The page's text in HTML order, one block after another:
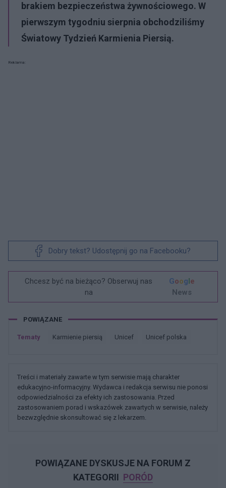
brakiem bezpieczeństwa żywnościowego. W
pierwszym tygodniu sierpnia obchodziliśmy
Światowy Tydzień Karmienia Piersią.
Reklama:
Dobry tekst? Udostępnij go na Facebooku?
Chcesz być na bieżąco? Obserwuj nas
na
Google
News
POWIĄZANE
Tematy Karmienie piersią Unicef Unicef polska
Treści i materiały zawarte w tym serwisie mają charakter
edukacyjno-informacyjny. Wydawca i redakcja serwisu nie ponosi
odpowiedzialności za efekty ich zastosowania. Przed
zastosowaniem porad i wskazówek zawartych w serwisie, należy
bezwzględnie skonsultować się z lekarzem.
POWIĄZANE DYSKUSJE NA FORUM Z
KATEGORII PORÓD